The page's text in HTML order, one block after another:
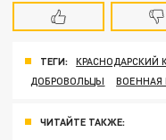
ТЕГИ: КРАСНОДАРСКИЙ
ДОБРОВОЛЬЦЫ
ВОЕННАЯ
ЧИТАЙТЕ ТАКЖЕ: